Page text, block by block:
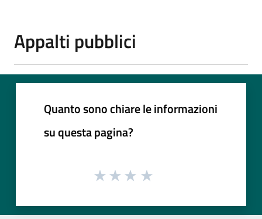
Appalti pubblici
Quanto sono chiare le informazioni
su questa pagina?